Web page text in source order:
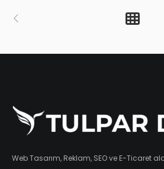
Web Tasarım, Reklam, SEO ve E-Ticaret